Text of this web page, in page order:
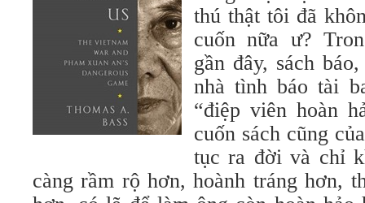
thú thật tôi đã
cuốn nữa ư?
gần đây, sách
nhà tình báo tài
“điệp viên hoàn
cuốn sách cũng
tục ra đời và chỉ
càng rầm rộ hơn, hoành tráng hơn,